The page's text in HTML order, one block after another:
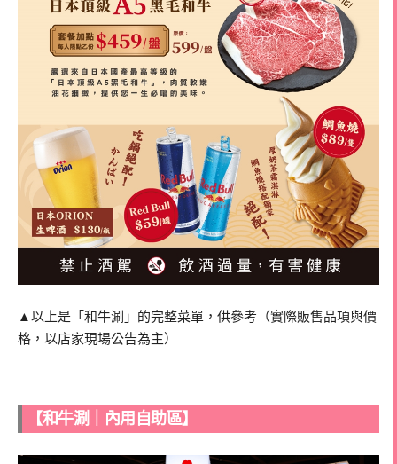
▲以上是「和牛涮」的完整菜單，供參考（實際販售品項與價
格，以店家現場公告為主）
【和牛涮｜內用自助區】